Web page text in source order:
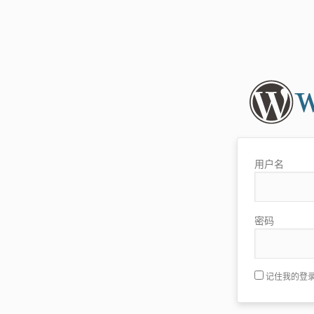
用户名
密码
记住我的登